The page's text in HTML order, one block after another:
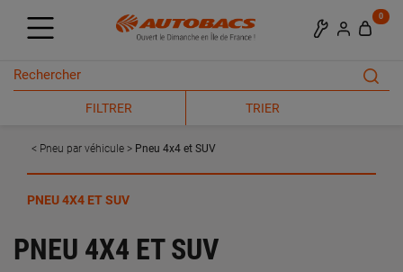
0
FILTRER TRIER
Pneu par véhicule Pneu 4x4 et SUV
PNEU 4X4 ET SUV
PNEU 4X4 ET SUV